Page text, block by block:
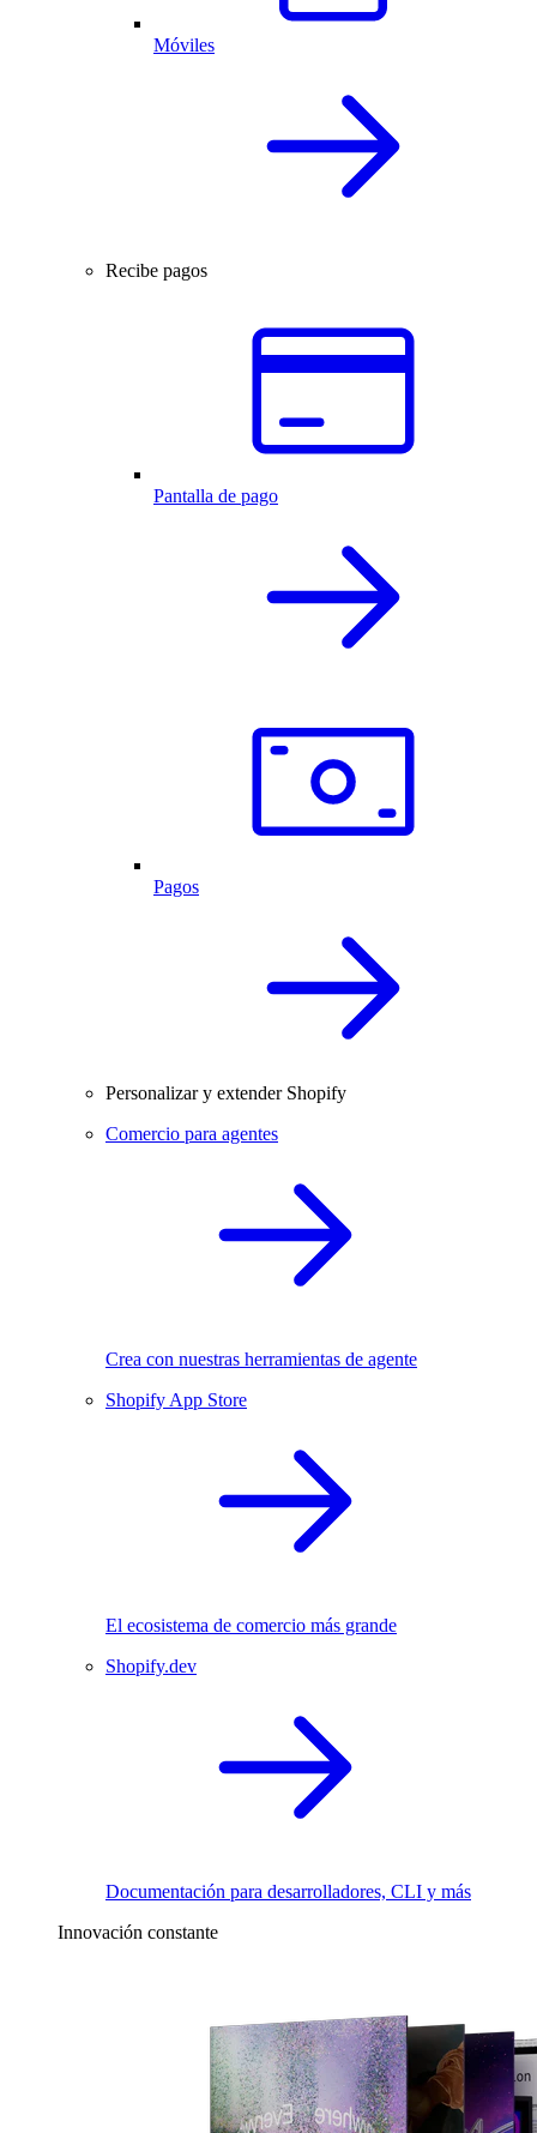
Móviles
Recibe pagos
Pantalla de pago
Pagos
Personalizar y extender Shopify
Comercio para agentes
Crea con nuestras herramientas de agente
Shopify App Store
El ecosistema de comercio más grande
Shopify.dev
Documentación para desarrolladores, CLI y más
Innovación constante